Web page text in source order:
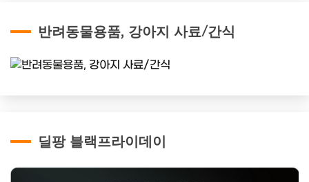
반려동물용품, 강아지 사료/간식
딜팡 블랙프라이데이